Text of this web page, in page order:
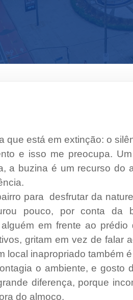
que está em extinção: o
e isso me preocupa.
a buzina é um recurso do
para desfrutar da
pouco, por conta da
em frente ao
gritam em vez de falar
local inapropriado também
o ambiente, e gosto
diferença, porque
do almoço.